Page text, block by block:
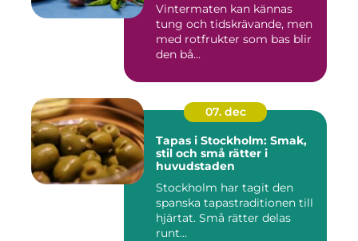
Vintermaten kan kännas
tung och tidskrävande, men
med rotfrukter som bas blir
den bå...
07. dec
Tapas i Stockholm: Smak,
stil och små rätter i
huvudstaden
Stockholm har tagit den
spanska tapastraditionen till
hjärtat. Små rätter delas
runt...